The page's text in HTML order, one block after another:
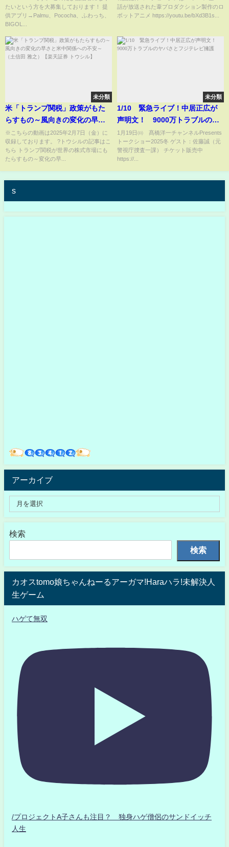
たいという方を大募集しております！ 提
供アプリ→Palmu、Pococha、ふわっち、
BIGOL...
話が放送された葦プロダクション製作のロ
ボットアニメ https://youtu.be/bXd3B1s...
未分類
米「トランプ関税」政策がもた
らすもの～風向きの変化の早さ
と米中関係への不安～（土信田
雅之）【楽天証券 トウシル】
※こちらの動画は2025年2月7日（金）に
収録しております。 ?トウシルの記事はこ
ちら トランプ関税が世界の株式市場にも
たらすもの～変化の早...
未分類
1/10 緊急ライブ！中居正広が
声明文！ 9000万トラブルのヤ
バさとフジテレビ擁護
1月19日㈰ 髙橋洋一チャンネルPresents
トークショー2025冬 ゲスト：佐藤誠（元
警視庁捜査一課） チケット販売中
https://...
s
アーカイブ
検索
検索
カオスtomo娘ちゃんねーるアーガマ!Haraハラ!未解決人
生ゲーム
ハゲて無双
/プロジェクトA子さんも注目？ 独身ハゲ僧侶のサンドイッチ
人生